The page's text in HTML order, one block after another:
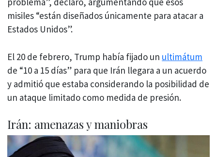
misiles “están diseñados únicamente para atacar a
Estados Unidos”.
El 20 de febrero, Trump había fijado un ultimátum
de “10 a 15 días” para que Irán llegara a un acuerdo
y admitió que estaba considerando la posibilidad de
un ataque limitado como medida de presión.
Irán: amenazas y maniobras